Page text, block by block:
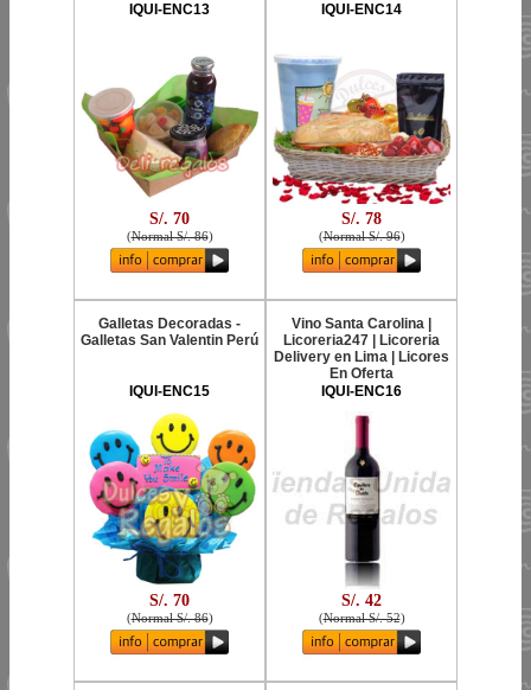
IQUI-ENC13
S/. 70
(Normal S/. 86)
IQUI-ENC14
S/. 78
(Normal S/. 96)
Galletas Decoradas -
Galletas San Valentin Perú
IQUI-ENC15
S/. 70
(Normal S/. 86)
Vino Santa Carolina |
Licoreria247 | Licoreria
Delivery en Lima | Licores
En Oferta
IQUI-ENC16
S/. 42
(Normal S/. 52)